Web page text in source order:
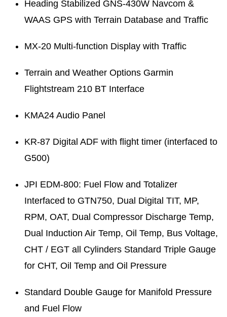
Heading Stabilized GNS-430W Navcom &
WAAS GPS with Terrain Database and Traffic
MX-20 Multi-function Display with Traffic
Terrain and Weather Options Garmin
Flightstream 210 BT Interface
KMA24 Audio Panel
KR-87 Digital ADF with flight timer (interfaced to
G500)
JPI EDM-800: Fuel Flow and Totalizer
Interfaced to GTN750, Dual Digital TIT, MP,
RPM, OAT, Dual Compressor Discharge Temp,
Dual Induction Air Temp, Oil Temp, Bus Voltage,
CHT / EGT all Cylinders Standard Triple Gauge
for CHT, Oil Temp and Oil Pressure
Standard Double Gauge for Manifold Pressure
and Fuel Flow